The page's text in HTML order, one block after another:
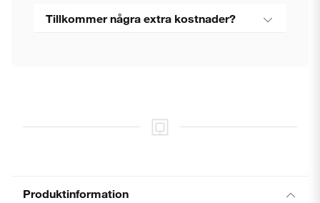
Tillkommer några extra kostnader?
Produktinformation